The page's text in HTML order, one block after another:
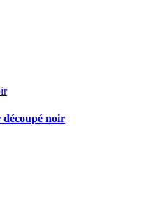
découpé noir